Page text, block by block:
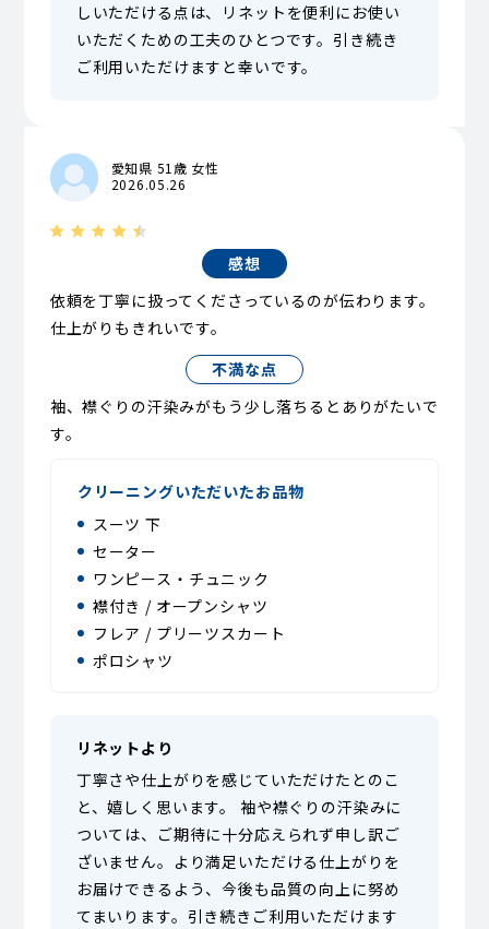
しいただける点は、リネットを便利にお使い
いただくための工夫のひとつです。引き続き
ご利用いただけますと幸いです。
愛知県 51歳 女性
2026.05.26
感想
依頼を丁寧に扱ってくださっているのが伝わります。
仕上がりもきれいです。
不満な点
袖、襟ぐりの汗染みがもう少し落ちるとありがたいで
す。
クリーニングいただいたお品物
スーツ 下
セーター
ワンピース・チュニック
襟付き / オープンシャツ
フレア / プリーツスカート
ポロシャツ
リネットより
丁寧さや仕上がりを感じていただけたとのこ
と、嬉しく思います。 袖や襟ぐりの汗染みに
ついては、ご期待に十分応えられず申し訳ご
ざいません。より満足いただける仕上がりを
お届けできるよう、今後も品質の向上に努め
てまいります。引き続きご利用いただけます